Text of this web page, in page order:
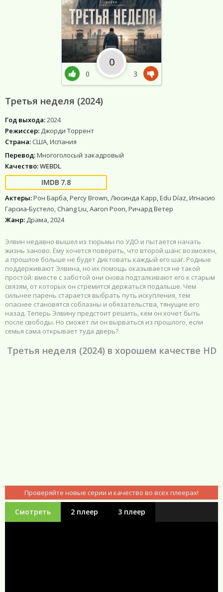
Третья неделя (2024)
Год выхода:2024
Режиссер: Джорди Торрент
Страна: США, Испания
Перевод:Многоголосый закадровый
Качество:WEBDL
7.8
Актеры:Рон Барба, Percy Brown, Люсинда Карр, Edu Díaz, Игнасио
Гарсиа-Бустело, Chang Liu, Aaron Poon, Ричард Ветер
Жанр: Драма, 2024
Элвин недавно вышел из тюрьмы по УДО и пытается начать
жизнь заново. Ему хочется поверить, что второй шанс возможен,
а прошлое больше не будет диктовать каждый его шаг. Родные
поддерживают Элвина, но их помощь оказывается не такой
простой: вместе с заботой они снова подталкивают его к старым
связям, от которых он стремится держаться подальше. Чем
сильнее парень старается выбрать путь искупления, тем
опаснее становятся соблазны и обязательства, тянущие его
назад. Теперь Элвину предстоит решить, кем он хочет быть
после свободы. Но сможет ли он вырваться из прошлого, если
семья сама открывает туда дверь?
Третья неделя (2024) в хорошем качестве HD
0
0
3
Проверяйте новые серии и качество во всех плеерах!
Смотреть 2 плеер 3 плеер